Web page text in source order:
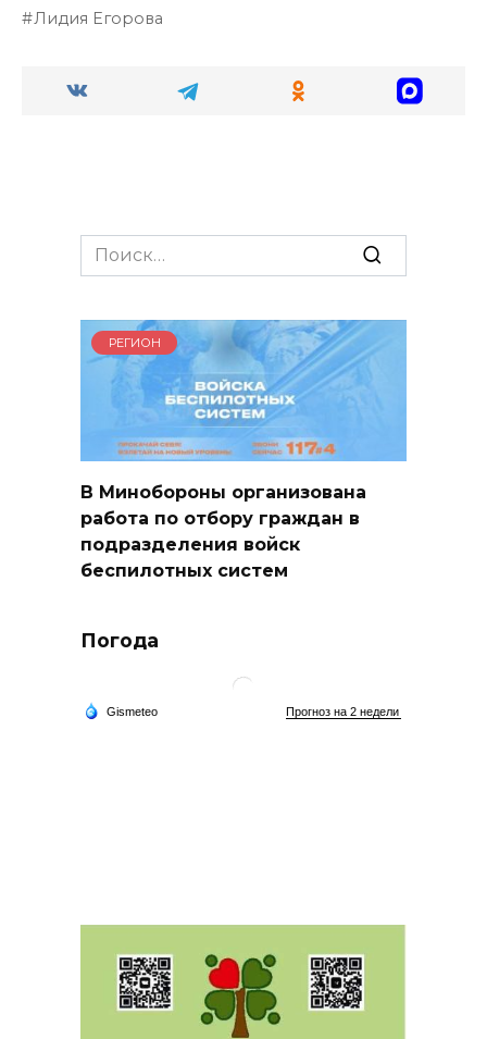
Лидия Егорова
Search
for:
РЕГИОН
В Минобороны организована
работа по отбору граждан в
подразделения войск
беспилотных систем
Погода